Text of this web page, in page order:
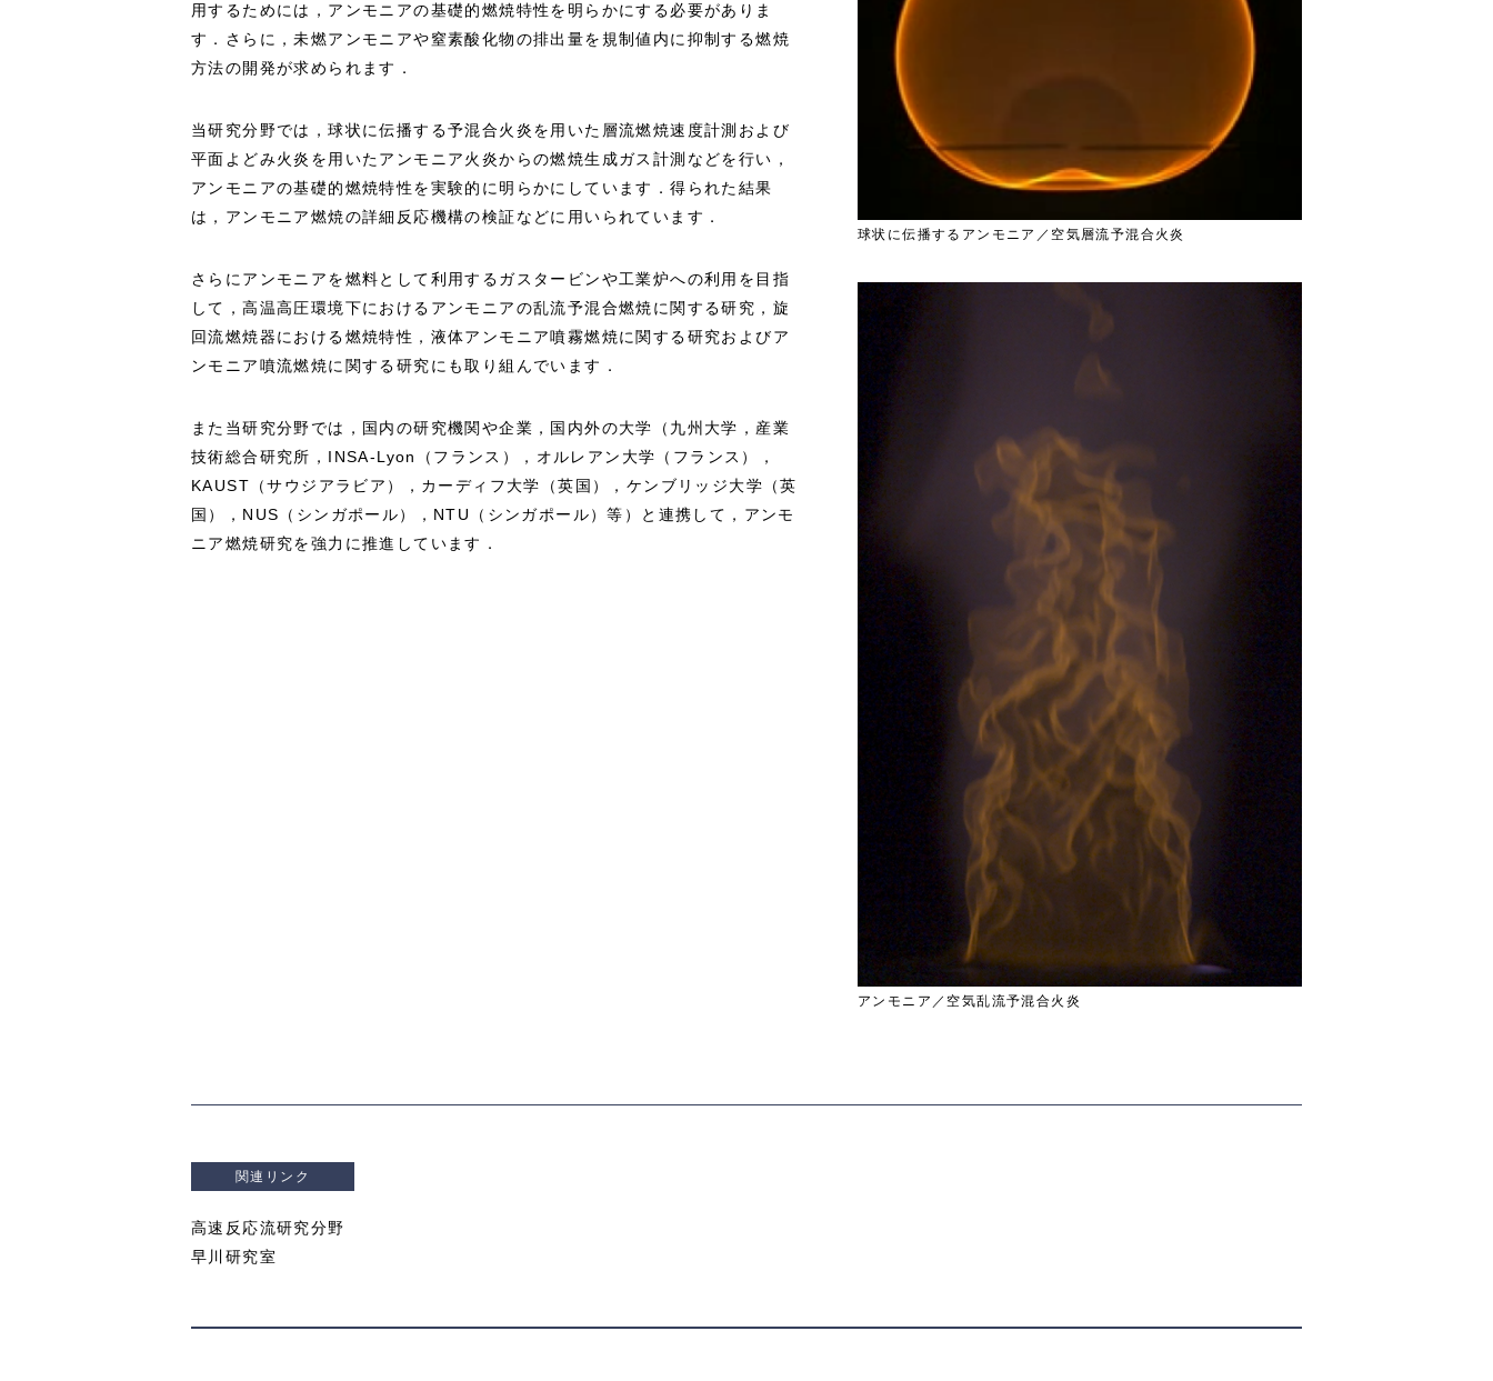
用するためには，アンモニアの基礎的燃焼特性を明らかにする必要がありま
す．さらに，未燃アンモニアや窒素酸化物の排出量を規制値内に抑制する燃焼
方法の開発が求められます．
当研究分野では，球状に伝播する予混合火炎を用いた層流燃焼速度計測および
平面よどみ火炎を用いたアンモニア火炎からの燃焼生成ガス計測などを行い，
アンモニアの基礎的燃焼特性を実験的に明らかにしています．得られた結果
は，アンモニア燃焼の詳細反応機構の検証などに用いられています．
さらにアンモニアを燃料として利用するガスタービンや工業炉への利用を目指
して，高温高圧環境下におけるアンモニアの乱流予混合燃焼に関する研究，旋
回流燃焼器における燃焼特性，液体アンモニア噴霧燃焼に関する研究およびア
ンモニア噴流燃焼に関する研究にも取り組んでいます．
また当研究分野では，国内の研究機関や企業，国内外の大学（九州大学，産業
技術総合研究所，INSA-Lyon（フランス），オルレアン大学（フランス），
KAUST（サウジアラビア），カーディフ大学（英国），ケンブリッジ大学（英
国），NUS（シンガポール），NTU（シンガポール）等）と連携して，アンモ
ニア燃焼研究を強力に推進しています．
球状に伝播するアンモニア／空気層流予混合火炎
アンモニア／空気乱流予混合火炎
関連リンク
高速反応流研究分野
早川研究室